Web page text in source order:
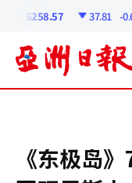
6258.57 37.81 -
《东极岛